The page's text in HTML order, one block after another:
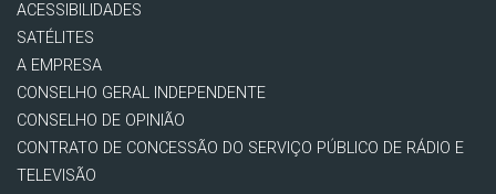
ACESSIBILIDADES
SATÉLITES
A EMPRESA
CONSELHO GERAL INDEPENDENTE
CONSELHO DE OPINIÃO
CONTRATO DE CONCESSÃO DO SERVIÇO PÚBLICO DE RÁDIO E
TELEVISÃO